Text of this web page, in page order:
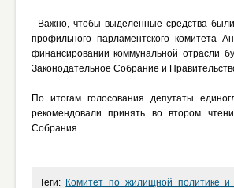
- Важно, чтобы выделенные средства
профильного парламентского комитета
финансировании коммунальной отрасли
Законодательное Собрание и
По итогам голосования депутаты
рекомендовали принять во втором
Собрания.
Теги: Комитет по жилищной политике и